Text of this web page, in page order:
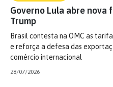
Governo Lula abre
Trump
Brasil contesta na OMC as
e reforça a defesa das
comércio internacional
28/07/2026